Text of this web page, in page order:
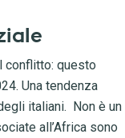
conflitto: questo
Una tendenza
italiani. Non è un
all’Africa sono